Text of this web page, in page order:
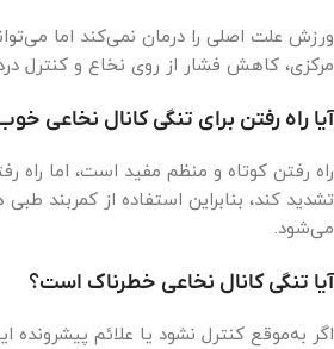
ورزش علت اصلی را درمان نمی‌کند اما
مرکزی، کاهش فشار از روی نخاع و کنترل
آیا راه رفتن برای تنگی کانال نخاعی
راه رفتن کوتاه و منظم مفید است، اما راه
تشدید کند، بنابراین استفاده از کمربند
می‌شود.
آیا تنگی کانال نخاعی خطرناک است؟
اگر به‌موقع کنترل نشود یا علائم پیشرونده